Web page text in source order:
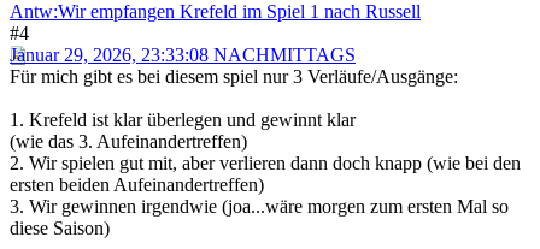
Antw:Wir empfangen Krefeld im Spiel 1 nach Russell
#4
Januar 29, 2026, 23:33:08 NACHMITTAGS
Für mich gibt es bei diesem spiel nur 3 Verläufe/Ausgänge:
1. Krefeld ist klar überlegen und gewinnt klar
(wie das 3. Aufeinandertreffen)
2. Wir spielen gut mit, aber verlieren dann doch knapp (wie bei den
ersten beiden Aufeinandertreffen)
3. Wir gewinnen irgendwie (joa...wäre morgen zum ersten Mal so
diese Saison)